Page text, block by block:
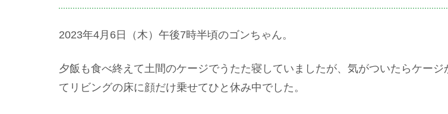
2023年4月6日（木）午後7時半頃のゴンちゃん。
夕飯も食べ終えて土間のケージでうたた寝していましたが、気がついたらケージ
てリビングの床に顔だけ乗せてひと休み中でした。